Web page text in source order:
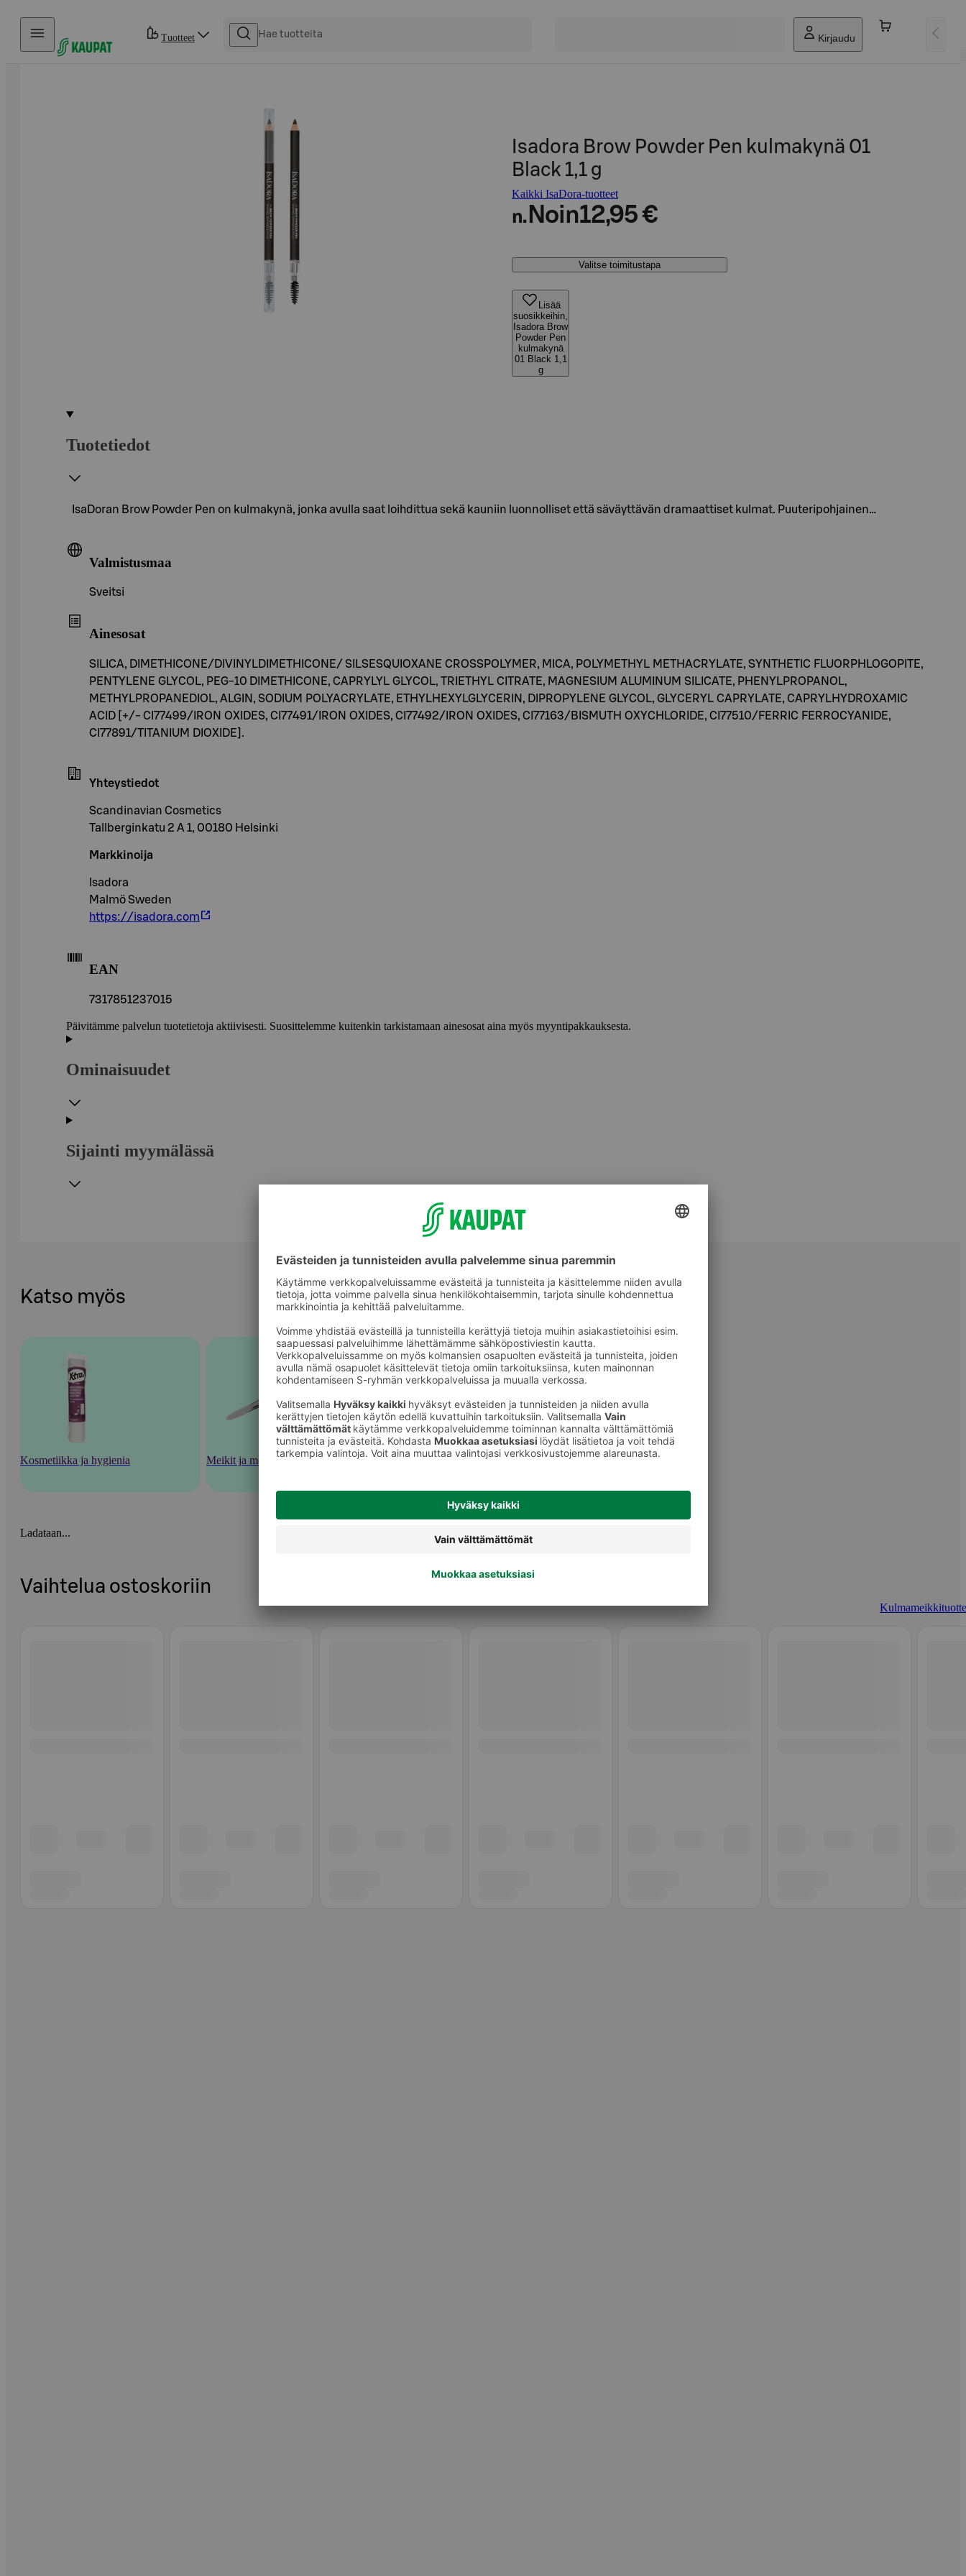
Hyppää sisältöön
Tuotteet Kirjaudu
Isadora Brow Powder Pen kulmakynä 01
Black 1,1 g
Kaikki IsaDora-tuotteet
n. Noin12,95 €
Valitse toimitustapa
Lisää
suosikkeihin,
Isadora Brow
Powder Pen
kulmakynä
01 Black 1,1
g
Tuotetiedot
IsaDoran Brow Powder Pen on kulmakynä, jonka avulla saat loihdittua sekä kauniin luonnolliset että säväyttävän dramaattiset kulmat. Puuteripohjainen…
Valmistusmaa
Sveitsi
Ainesosat
SILICA, DIMETHICONE/DIVINYLDIMETHICONE/ SILSESQUIOXANE CROSSPOLYMER, MICA, POLYMETHYL METHACRYLATE, SYNTHETIC FLUORPHLOGOPITE,
PENTYLENE GLYCOL, PEG-10 DIMETHICONE, CAPRYLYL GLYCOL, TRIETHYL CITRATE, MAGNESIUM ALUMINUM SILICATE, PHENYLPROPANOL,
METHYLPROPANEDIOL, ALGIN, SODIUM POLYACRYLATE, ETHYLHEXYLGLYCERIN, DIPROPYLENE GLYCOL, GLYCERYL CAPRYLATE, CAPRYLHYDROXAMIC
ACID [+/- CI77499/IRON OXIDES, CI77491/IRON OXIDES, CI77492/IRON OXIDES, CI77163/BISMUTH OXYCHLORIDE, CI77510/FERRIC FERROCYANIDE,
CI77891/TITANIUM DIOXIDE].
Yhteystiedot
Scandinavian Cosmetics
Tallberginkatu 2 A 1, 00180 Helsinki
Markkinoija
Isadora
Malmö Sweden
https://isadora.com
EAN
7317851237015
Päivitämme palvelun tuotetietoja aktiivisesti. Suosittelemme kuitenkin tarkistamaan ainesosat aina myös myyntipakkauksesta.
Ominaisuudet
Sijainti myymälässä
Katso myös
Kosmetiikka ja hygienia Meikit ja meikkaustarvikkeet Kulmameikkituotteet
Ladataan...
Vaihtelua ostoskoriin